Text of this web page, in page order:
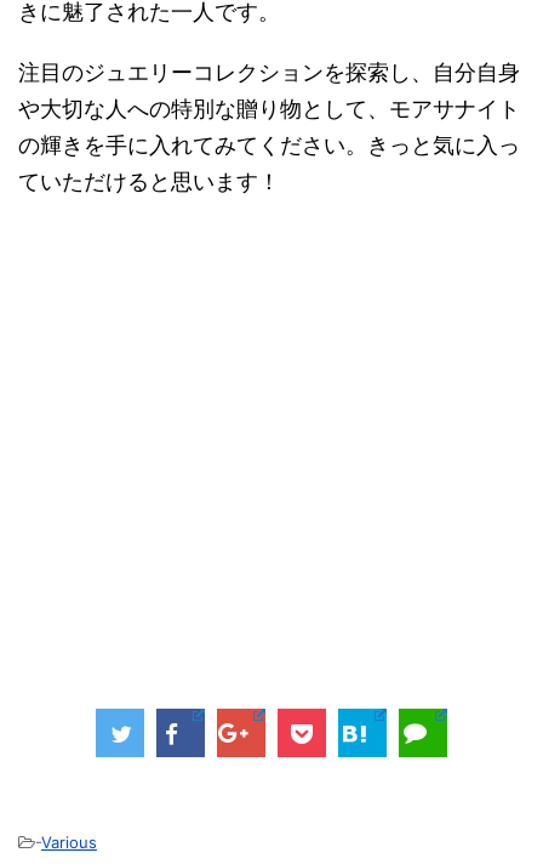
きに魅了された一人です。
注目のジュエリーコレクションを探索し、自分自身
や大切な人への特別な贈り物として、モアサナイト
の輝きを手に入れてみてください。きっと気に入っ
ていただけると思います！
-Various